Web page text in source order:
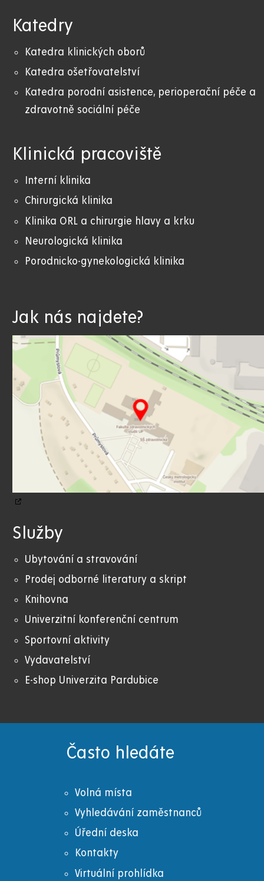
Katedry
Katedra klinických oborů
Katedra ošetřovatelství
Katedra porodní asistence, perioperační péče a
zdravotně sociální péče
Klinická pracoviště
Interní klinika
Chirurgická klinika
Klinika ORL a chirurgie hlavy a krku
Neurologická klinika
Porodnicko-gynekologická klinika
Jak nás najdete?
Služby
Ubytování a stravování
Prodej odborné literatury a skript
Knihovna
Univerzitní konferenční centrum
Sportovní aktivity
Vydavatelství
E-shop Univerzita Pardubice
Často hledáte
Volná místa
Vyhledávání zaměstnanců
Úřední deska
Kontakty
Virtuální prohlídka